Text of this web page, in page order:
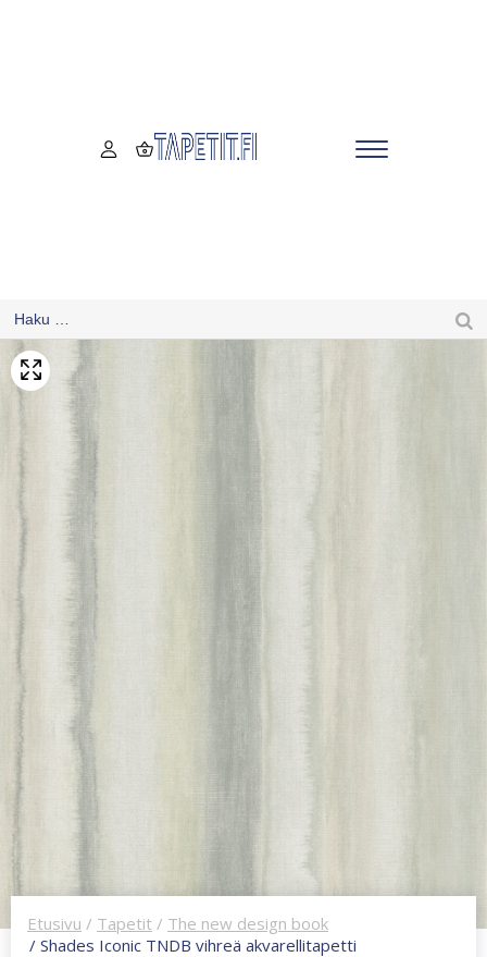
Etusivu / Tapetit / The new design book
/ Shades Iconic TNDB vihreä akvarellitapetti